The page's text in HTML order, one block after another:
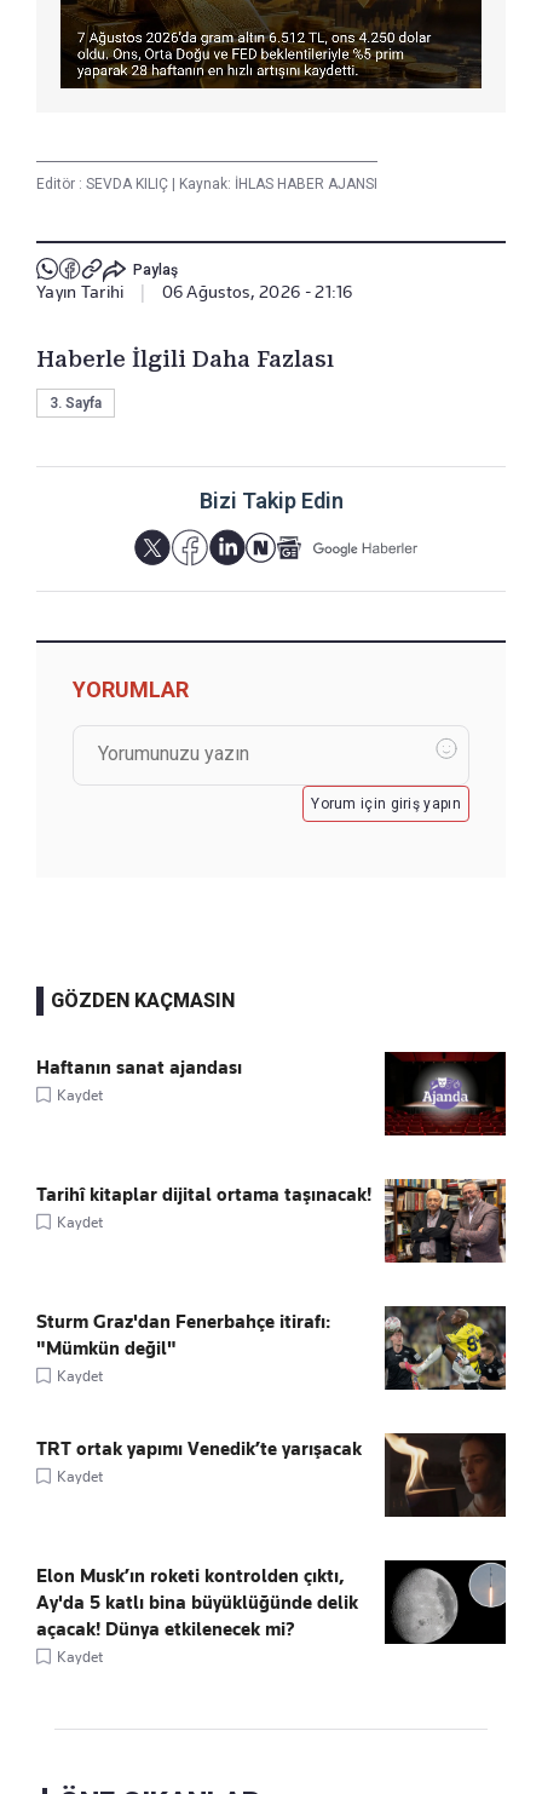
Editör : SEVDA KILIÇ | Kaynak: İHLAS HABER AJANSI
Paylaş
Yayın Tarihi | 06 Ağustos, 2026 - 21:16
Haberle İlgili Daha Fazlası
3. Sayfa
Bizi Takip Edin
YORUMLAR
Yorum için giriş yapın
GÖZDEN KAÇMASIN
Haftanın sanat ajandası
Kaydet
Tarihî kitaplar dijital ortama taşınacak!
Kaydet
Sturm Graz'dan Fenerbahçe itirafı:
"Mümkün değil"
Kaydet
TRT ortak yapımı Venedik’te yarışacak
Kaydet
Elon Musk’ın roketi kontrolden çıktı,
Ay'da 5 katlı bina büyüklüğünde delik
açacak! Dünya etkilenecek mi?
Kaydet